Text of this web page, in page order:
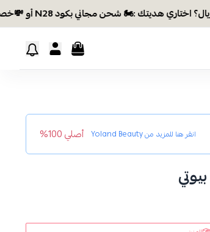
انقر هنا للمزيد منYoland Beauty أصلي 100%